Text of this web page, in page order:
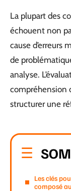
La plupart des
échouent non
cause d’erreurs
de
analyse.
compréhension
structurer une
Les clés
composé